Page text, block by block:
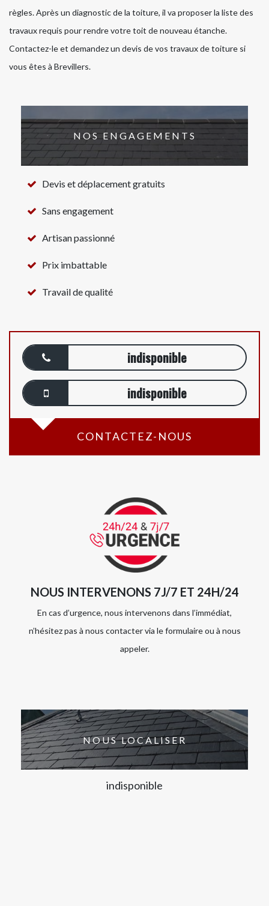
règles. Après un diagnostic de la toiture, il va proposer la liste des
travaux requis pour rendre votre toit de nouveau étanche.
Contactez-le et demandez un devis de vos travaux de toiture si
vous êtes à Brevillers.
NOS ENGAGEMENTS
Devis et déplacement gratuits
Sans engagement
Artisan passionné
Prix imbattable
Travail de qualité
indisponible
indisponible
CONTACTEZ-NOUS
NOUS INTERVENONS 7J/7 ET 24H/24
En cas d’urgence, nous intervenons dans l’immédiat,
n’hésitez pas à nous contacter via le formulaire ou à nous
appeler.
NOUS LOCALISER
indisponible